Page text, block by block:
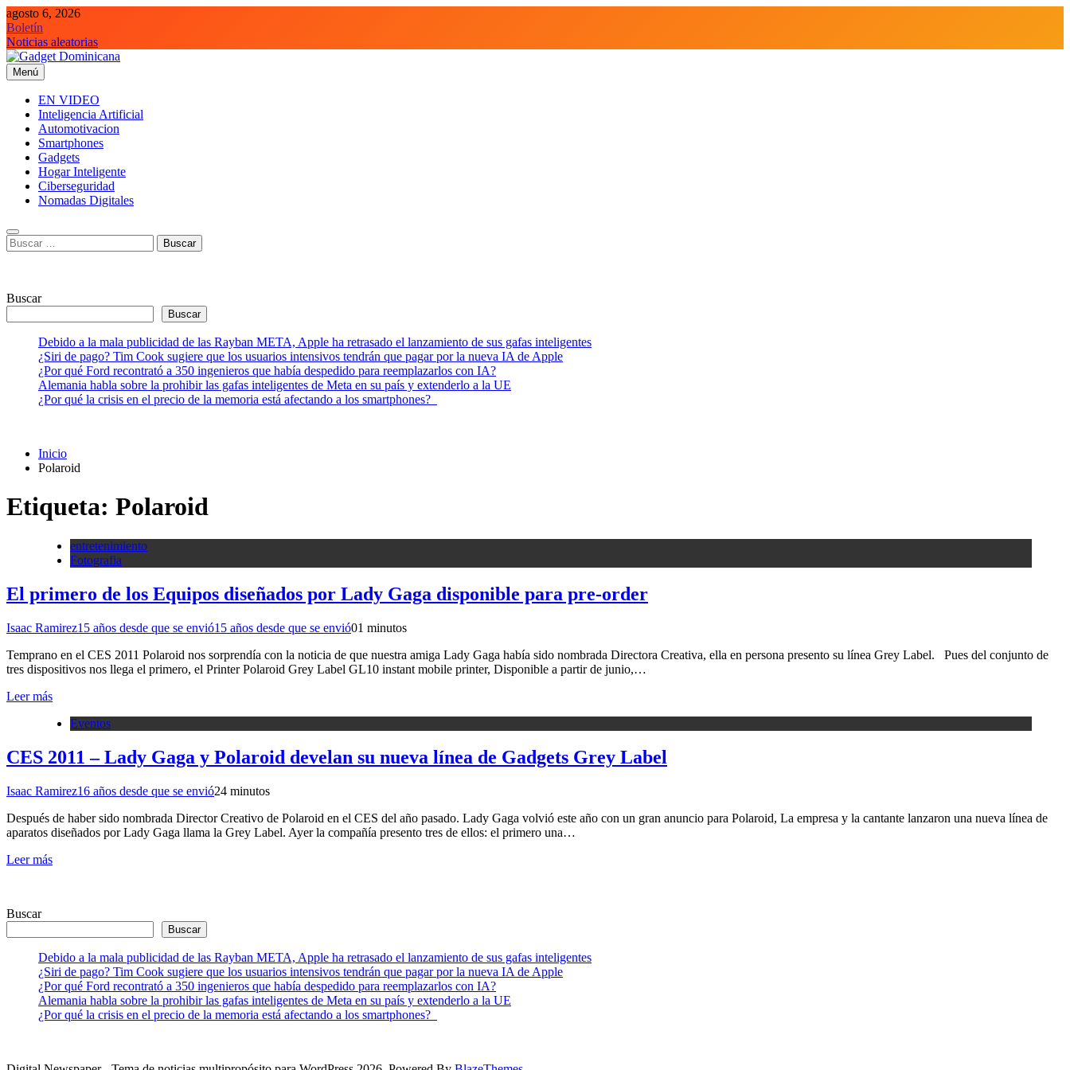
Saltar
al
contenido
agosto 6, 2026
Boletín
Noticias aleatorias
Gadget Dominicana
Gadgets y Tecnología de consumo
Menú
EN VIDEO
Inteligencia Artificial
Automotivacion
Smartphones
Gadgets
Hogar Inteligente
Ciberseguridad
Nomadas Digitales
Buscar:
Buscar
Buscar
Debido a la mala publicidad de las Rayban META, Apple ha retrasado el lanzamiento de sus gafas inteligentes
¿Siri de pago? Tim Cook sugiere que los usuarios intensivos tendrán que pagar por la nueva IA de Apple
¿Por qué Ford recontrató a 350 ingenieros que había despedido para reemplazarlos con IA?
Alemania habla sobre la prohibir las gafas inteligentes de Meta en su país y extenderlo a la UE
¿Por qué la crisis en el precio de la memoria está afectando a los smartphones?
Inicio
Polaroid
Etiqueta: Polaroid
entretenimiento
Fotografia
El primero de los Equipos diseñados por Lady Gaga disponible para pre-order
Isaac Ramirez15 años desde que se envió15 años desde que se envió01 minutos
Temprano en el CES 2011 Polaroid nos sorprendía con la noticia de que nuestra amiga Lady Gaga había sido nombrada Directora Creativa, ella en persona presento su línea Grey Label. Pues del conjunto de
tres dispositivos nos llega el primero, el Printer Polaroid Grey Label GL10 instant mobile printer, Disponible a partir de junio,…
Leer más
Eventos
CES 2011 – Lady Gaga y Polaroid develan su nueva línea de Gadgets Grey Label
Isaac Ramirez16 años desde que se envió24 minutos
Después de haber sido nombrada Director Creativo de Polaroid en el CES del año pasado. Lady Gaga volvió este año con un gran anuncio para Polaroid, La empresa y la cantante lanzaron una nueva línea de
aparatos diseñados por Lady Gaga llama la Grey Label. Ayer la compañía presento tres de ellos: el primero una…
Leer más
Buscar
Buscar
Debido a la mala publicidad de las Rayban META, Apple ha retrasado el lanzamiento de sus gafas inteligentes
¿Siri de pago? Tim Cook sugiere que los usuarios intensivos tendrán que pagar por la nueva IA de Apple
¿Por qué Ford recontrató a 350 ingenieros que había despedido para reemplazarlos con IA?
Alemania habla sobre la prohibir las gafas inteligentes de Meta en su país y extenderlo a la UE
¿Por qué la crisis en el precio de la memoria está afectando a los smartphones?